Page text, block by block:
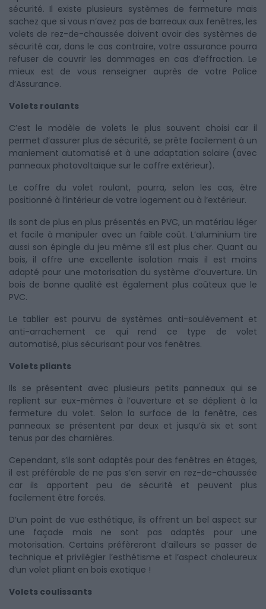
sécurité. Il existe plusieurs systèmes de fermeture mais
sachez que si vous n’avez pas de barreaux aux fenêtres, les
volets de rez-de-chaussée doivent avoir des systèmes de
sécurité car, dans le cas contraire, votre assurance pourra
refuser de couvrir les dommages en cas d’effraction. Le
mieux est de vous renseigner auprès de votre Police
d’Assurance.
Volets roulants
C’est le modèle de volets le plus souvent choisi car il
permet d’assurer plus de sécurité, se prête facilement à un
maniement automatisé et à une adaptation solaire (avec
panneaux photovoltaïque sur le coffre extérieur).
Le coffre du volet roulant, pourra, selon les cas, être
positionné à l’intérieur de votre logement ou à l’extérieur.
Ils sont de plus en plus présentés en PVC, un matériau léger
et facile à manipuler avec un faible coût. L’aluminium tire
aussi son épingle du jeu même s’il est plus cher. Quant au
bois, il offre une excellente isolation mais il est moins
adapté pour une motorisation du système d’ouverture. Un
bois de bonne qualité est également plus coûteux que le
PVC.
Le tablier est pourvu de systèmes anti-soulèvement et
anti-arrachement ce qui rend ce type de volet
automatisé, plus sécurisant pour vos fenêtres.
Volets pliants
Ils se présentent avec plusieurs petits panneaux qui se
replient sur eux-mêmes à l’ouverture et se déplient à la
fermeture du volet. Selon la surface de la fenêtre, ces
panneaux se présentent par deux et jusqu’à six et sont
tenus par des charnières.
Cependant, s’ils sont adaptés pour des fenêtres en étages,
il est préférable de ne pas s’en servir en rez-de-chaussée
car ils apportent peu de sécurité et peuvent plus
facilement être forcés.
D’un point de vue esthétique, ils offrent un bel aspect sur
une façade mais ne sont pas adaptés pour une
motorisation. Certains préfèreront d’ailleurs se passer de
technique et privilégier l’esthétisme et l’aspect chaleureux
d’un volet pliant en bois exotique !
Volets coulissants